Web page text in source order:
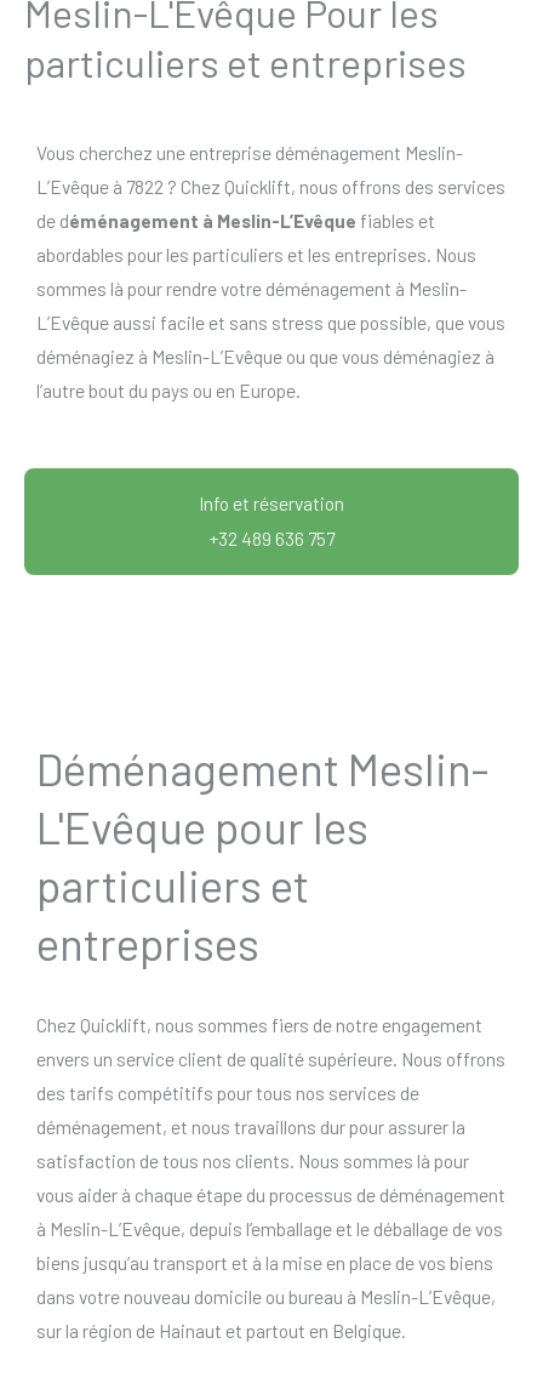
Meslin-L'Evêque Pour les
particuliers et entreprises
Vous cherchez une entreprise déménagement Meslin-
L’Evêque à 7822 ? Chez Quicklift, nous offrons des services
de déménagement à Meslin-L’Evêque fiables et
abordables pour les particuliers et les entreprises. Nous
sommes là pour rendre votre déménagement à Meslin-
L’Evêque aussi facile et sans stress que possible, que vous
déménagiez à Meslin-L’Evêque ou que vous déménagiez à
l’autre bout du pays ou en Europe.
Info et réservation
+32 489 636 757
Déménagement Meslin-
L'Evêque pour les
particuliers et
entreprises
Chez Quicklift, nous sommes fiers de notre engagement
envers un service client de qualité supérieure. Nous offrons
des tarifs compétitifs pour tous nos services de
déménagement, et nous travaillons dur pour assurer la
satisfaction de tous nos clients. Nous sommes là pour
vous aider à chaque étape du processus de déménagement
à Meslin-L’Evêque, depuis l’emballage et le déballage de vos
biens jusqu’au transport et à la mise en place de vos biens
dans votre nouveau domicile ou bureau à Meslin-L’Evêque,
sur la région de Hainaut et partout en Belgique.